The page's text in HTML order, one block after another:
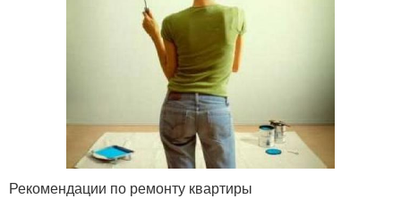
Рекомендации по ремонту квартиры